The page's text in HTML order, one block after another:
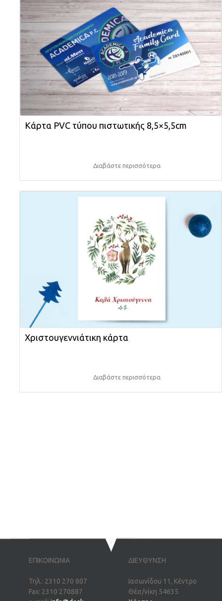
Κάρτα PVC τύπου πιστωτικής 8,5×5,5cm
Διαβάστε περισσότερα
Χριστουγεννιάτικη κάρτα
Διαβάστε περισσότερα
ΕΠΙΚΟΙΝΩΝΙΑ
Τηλ.: 2310 270 807
Fax: 2310 270887
ΔΙΕΥΘΥΝΣΗ
Ιασωνίδου 11, Κέντρο
Θέσ/νίκη 54635